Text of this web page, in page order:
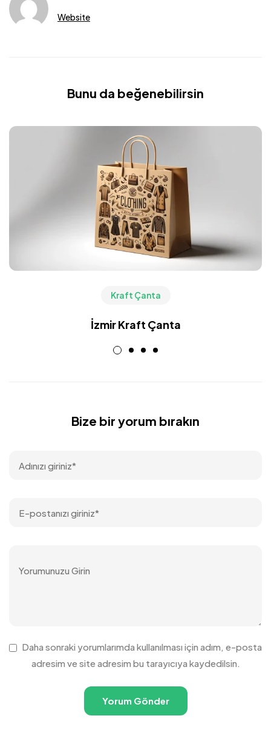
Website
Bunu da beğenebilirsin
Kraft Çanta
İzmir Kraft Çanta
Bize bir yorum bırakın
Daha sonraki yorumlarımda kullanılması için adım, e-posta
adresim ve site adresim bu tarayıcıya kaydedilsin.